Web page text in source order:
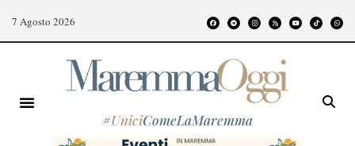
7 Agosto 2026
#UniciComeLaMaremma